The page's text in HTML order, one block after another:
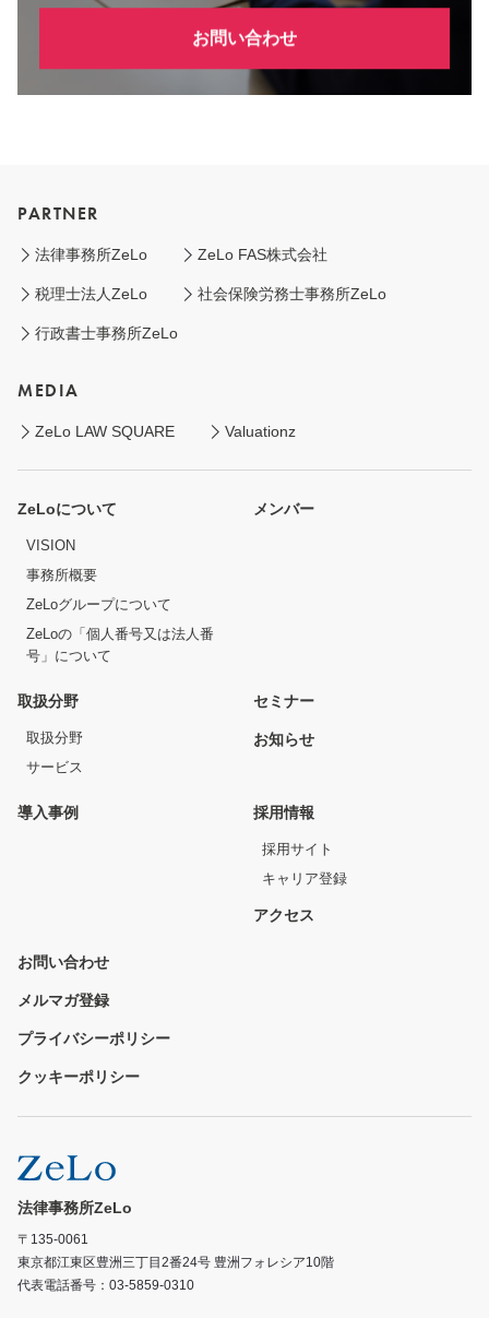
お問い合わせ
PARTNER
法律事務所ZeLo ZeLo FAS株式会社
税理士法人ZeLo 社会保険労務士事務所ZeLo
行政書士事務所ZeLo
MEDIA
ZeLo LAW SQUARE Valuationz
ZeLoについて
VISION
事務所概要
ZeLoグループについて
ZeLoの「個人番号又は法人番
号」について
メンバー
取扱分野
取扱分野
サービス
セミナー
お知らせ
導入事例 採用情報
採用サイト
キャリア登録
アクセス
お問い合わせ
メルマガ登録
プライバシーポリシー
クッキーポリシー
法律事務所ZeLo
〒135-0061
東京都江東区豊洲三丁目2番24号 豊洲フォレシア10階
代表電話番号：03-5859-0310